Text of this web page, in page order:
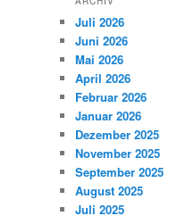
Juli 2026
Juni 2026
Mai 2026
April 2026
Februar 2026
Januar 2026
Dezember 2025
November 2025
September 2025
August 2025
Juli 2025